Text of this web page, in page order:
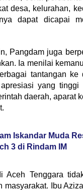
desa, kelurahan,
dapat dicapai
Pangdam juga
Ia menilai
tantangan
yang
daerah, aparat
Iskandar Muda
3 di Rindam IM
Aceh Tenggara
masyarakat. Ibu